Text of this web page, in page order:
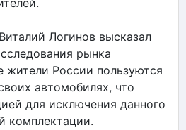
Логинов высказал
рынка
жители России пользуются
автомобилях, что
для исключения данного
комплектации.